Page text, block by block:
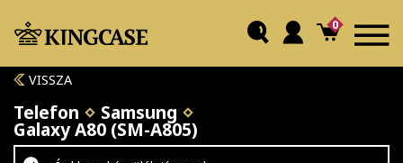
0
VISSZA
Telefon Samsung
Galaxy A80 (SM-A805)